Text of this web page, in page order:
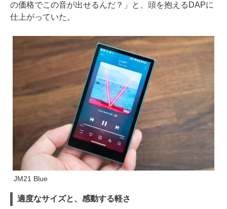
の価格でこの音が出せるんだ？」と、頭を抱えるDAPに
仕上がっていた。
JM21 Blue
適度なサイズと、感動する軽さ